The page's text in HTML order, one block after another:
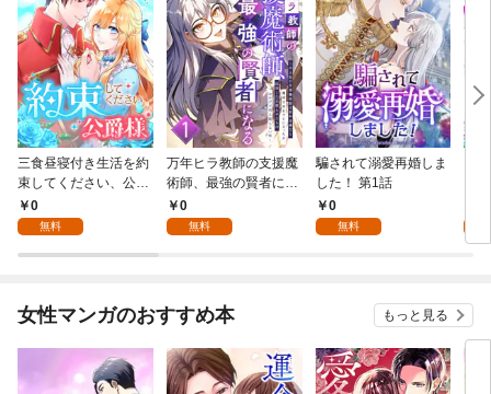
三食昼寝付き生活を約
束してください、公爵
様 1話
0
無料
万年ヒラ教師の支援魔
術師、最強の賢者にな
る～不人気の支援魔術
師は給料泥棒だと魔術
0
無料
騙されて溺愛再婚しま
した！ 第1話
0
無料
女性マンガのおすすめ本 もっと見る